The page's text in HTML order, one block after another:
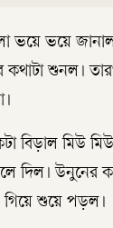
ভয়ে ভয়ে
কথাটা শুনল।
বিড়াল মিউ
দিল। উনুনের
গিয়ে শুয়ে পড়ল।